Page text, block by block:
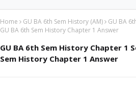
Home GU BA 6th Sem History (AM)
GU BA
GU BA 6th Sem History Chapter 1 Answer
GU BA 6th Sem History Chapter 1
Sem History Chapter 1 Answer